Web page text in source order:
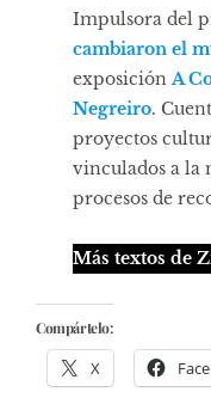
Impulsora del
cambiaron el
exposiciónA
Negreiro.
proyectos
vinculados a la
procesos de
Más textos de
Compártelo:
X